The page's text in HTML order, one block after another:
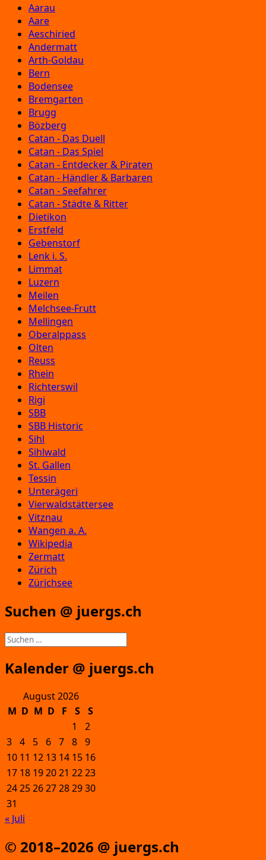
Aarau
Aare
Aeschiried
Andermatt
Arth-Goldau
Bern
Bodensee
Bremgarten
Brugg
Bözberg
Catan - Das Duell
Catan - Das Spiel
Catan - Entdecker & Piraten
Catan - Händler & Barbaren
Catan - Seefahrer
Catan - Städte & Ritter
Dietikon
Erstfeld
Gebenstorf
Lenk i. S.
Limmat
Luzern
Meilen
Melchsee-Frutt
Mellingen
Oberalppass
Olten
Reuss
Rhein
Richterswil
Rigi
SBB
SBB Historic
Sihl
Sihlwald
St. Gallen
Tessin
Unterägeri
Vierwaldstättersee
Vitznau
Wangen a. A.
Wikipedia
Zermatt
Zürich
Zürichsee
Suchen @ juergs.ch
Suchen
nach:
Kalender @ juergs.ch
August 2026
M D M D F S
S
1
2
3 4 5 6 7 8 9
10 11 12 13 14 15 16
17 18 192021 2223
24252627282930
31
« Juli
© 2018–2026 @ juergs.ch